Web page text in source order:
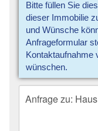
Bitte füllen Sie
dieser Immobilie
und Wünsche
Anfrageformular
Kontaktaufnahme
wünschen.